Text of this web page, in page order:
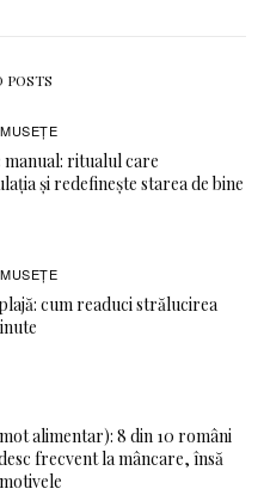
POSTS
ritualul care
și redefinește starea de bine
cum readuci strălucirea
alimentar): 8 din 10 români
frecvent la mâncare, însă